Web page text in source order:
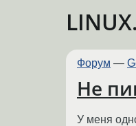
Форум —
Не
У меня